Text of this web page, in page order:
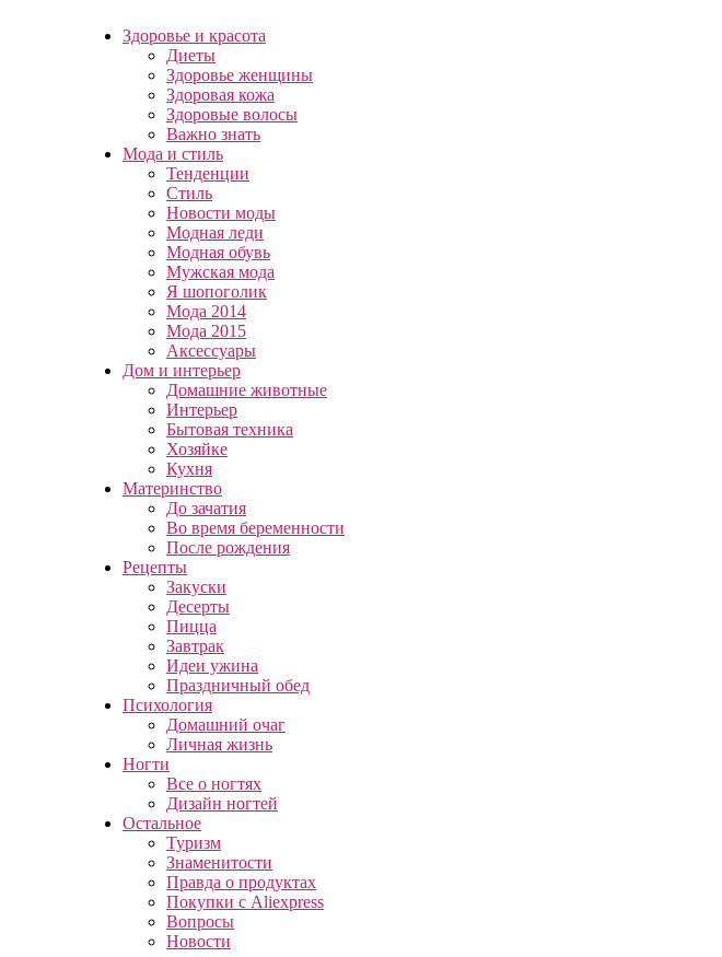
Здоровье и красота
Диеты
Здоровье женщины
Здоровая кожа
Здоровые волосы
Важно знать
Мода и стиль
Тенденции
Стиль
Новости моды
Модная леди
Модная обувь
Мужская мода
Я шопоголик
Мода 2014
Мода 2015
Аксессуары
Дом и интерьер
Домашние животные
Интерьер
Бытовая техника
Хозяйке
Кухня
Материнство
До зачатия
Во время беременности
После рождения
Рецепты
Закуски
Десерты
Пицца
Завтрак
Идеи ужина
Праздничный обед
Психология
Домашний очаг
Личная жизнь
Ногти
Все о ногтях
Дизайн ногтей
Остальное
Туризм
Знаменитости
Правда о продуктах
Покупки с Aliexpress
Вопросы
Новости